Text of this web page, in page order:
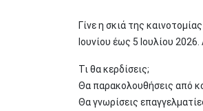
Γίνε η σκιά της
Ιουνίου έως 5 Ιουλίου
Τι θα κερδίσεις;
Θα παρακολουθήσεις από
Θα γνωρίσεις